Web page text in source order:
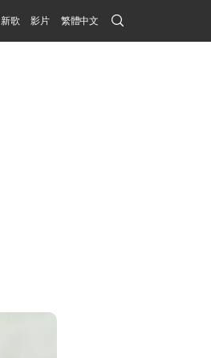
新歌 影片 繁體中文 Search
Submit